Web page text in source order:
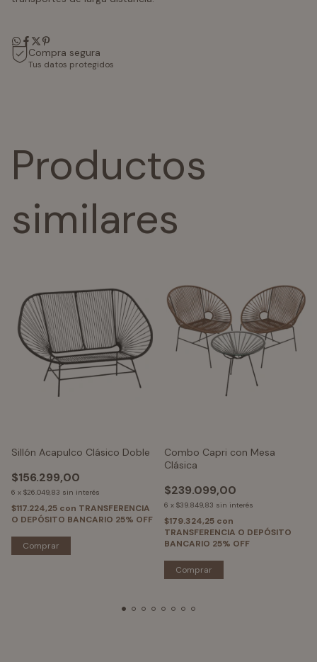
Compra segura
Tus datos protegidos
Productos
similares
Sillón Acapulco Clásico Doble
$156.299,00
6 x $26.049,83 sin interés
$117.224,25 con TRANSFERENCIA
O DEPÓSITO BANCARIO 25% OFF
Comprar
Combo Capri con Mesa
Clásica
$239.099,00
6 x $39.849,83 sin interés
$179.324,25 con
TRANSFERENCIA O DEPÓSITO
BANCARIO 25% OFF
Comprar